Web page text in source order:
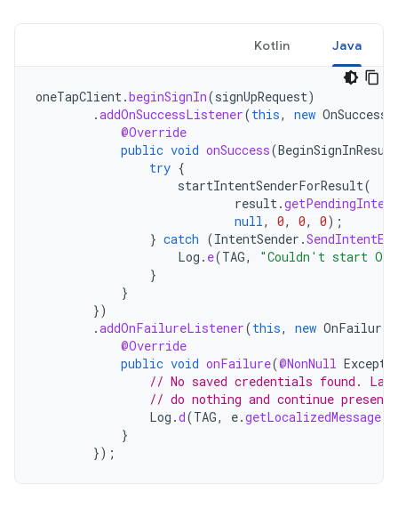
Java
Kotlin
oneTapClient.beginSignIn(signUpRequest)
.addOnSuccessListener(this, new
@Override
public void onSuccess(BeginSignInResult
try {
startIntentSenderForResult(
result.getPendingIntent
null, 0, 0, 0);
} catch (IntentSender .
Log . e(TAG,
"Couldn't start
}
}
})
.addOnFailureListener(this, new
@Override
public void onFailure(@NonNull
// No saved credentials found.
// do nothing and continue
Log .d(TAG, e.getLocalizedMessage
}
});